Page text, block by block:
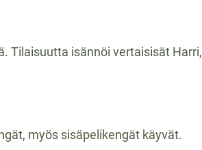
isännöi vertaisisät
myös sisäpelikengät käyvät.